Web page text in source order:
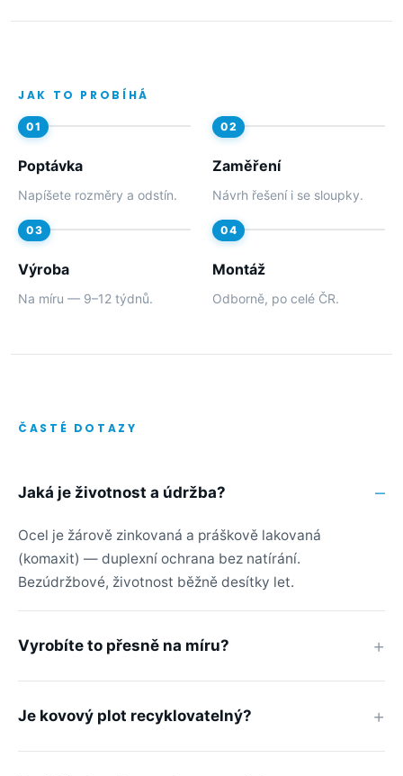
JAK TO PROBÍHÁ
Poptávka
Napíšete rozměry a odstín.
Zaměření
Návrh řešení i se sloupky.
Výroba
Na míru — 9–12 týdnů.
Montáž
Odborně, po celé ČR.
ČASTÉ DOTAZY
Jaká je životnost a údržba?
Ocel je žárově zinkovaná a práškově lakovaná
(komaxit) — duplexní ochrana bez natírání.
Bezúdržbové, životnost běžně desítky let.
Vyrobíte to přesně na míru?
Je kovový plot recyklovatelný?